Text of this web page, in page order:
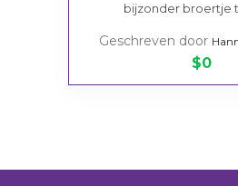
bijzonder broertje
Geschreven door
$0